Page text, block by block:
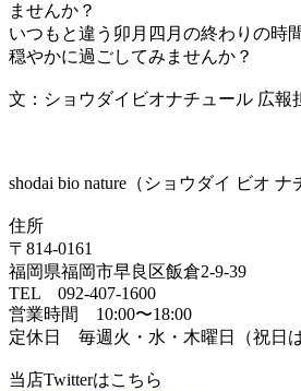
ませんか？
いつもと違う卯月四月の終わりの時
穏やかに過ごしてみませんか？
文：ショウダイビオナチュール 広報
shodai bio nature（ショウダイ ビオ ナ
住所
〒814-0161
福岡県福岡市早良区飯倉2-9-39
TEL 092-407-1600
営業時間 10:00〜18:00
定休日 毎週火・水・木曜日（祝日は
当店Twitterはこちら